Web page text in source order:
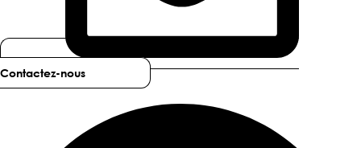
Contactez-nous